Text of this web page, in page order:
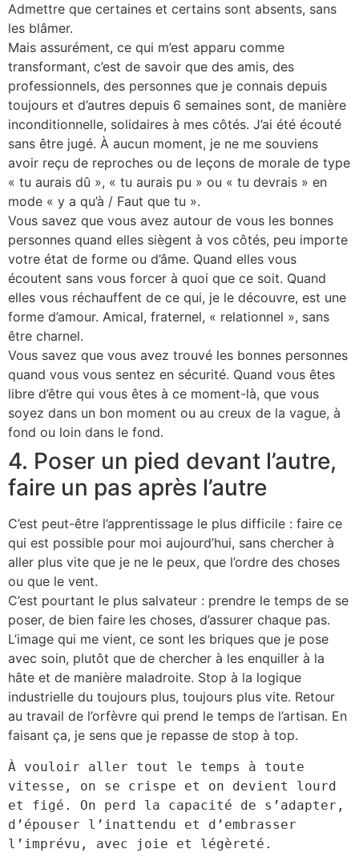
Admettre que certaines et certains sont absents, sans
les blâmer.
Mais assurément, ce qui m’est apparu comme
transformant, c’est de savoir que des amis, des
professionnels, des personnes que je connais depuis
toujours et d’autres depuis 6 semaines sont, de manière
inconditionnelle, solidaires à mes côtés. J’ai été écouté
sans être jugé. À aucun moment, je ne me souviens
avoir reçu de reproches ou de leçons de morale de type
« tu aurais dû », « tu aurais pu » ou « tu devrais » en
mode « y a qu’à / Faut que tu ».
Vous savez que vous avez autour de vous les bonnes
personnes quand elles siègent à vos côtés, peu importe
votre état de forme ou d’âme. Quand elles vous
écoutent sans vous forcer à quoi que ce soit. Quand
elles vous réchauffent de ce qui, je le découvre, est une
forme d’amour. Amical, fraternel, « relationnel », sans
être charnel.
Vous savez que vous avez trouvé les bonnes personnes
quand vous vous sentez en sécurité. Quand vous êtes
libre d’être qui vous êtes à ce moment-là, que vous
soyez dans un bon moment ou au creux de la vague, à
fond ou loin dans le fond.
4. Poser un pied devant l’autre,
faire un pas après l’autre
C’est peut-être l’apprentissage le plus difficile : faire ce
qui est possible pour moi aujourd’hui, sans chercher à
aller plus vite que je ne le peux, que l’ordre des choses
ou que le vent.
C’est pourtant le plus salvateur : prendre le temps de se
poser, de bien faire les choses, d’assurer chaque pas.
L’image qui me vient, ce sont les briques que je pose
avec soin, plutôt que de chercher à les enquiller à la
hâte et de manière maladroite. Stop à la logique
industrielle du toujours plus, toujours plus vite. Retour
au travail de l’orfèvre qui prend le temps de l’artisan. En
faisant ça, je sens que je repasse de stop à top.
À vouloir aller tout le temps à toute
vitesse, on se crispe et on devient lourd
et figé. On perd la capacité de s’adapter,
d’épouser l’inattendu et d’embrasser
l’imprévu, avec joie et légèreté.